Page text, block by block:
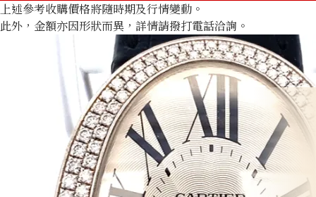
上述參考收購價格將隨時期及行情變動。
此外，金額亦因形狀而異，詳情請撥打電話洽詢。